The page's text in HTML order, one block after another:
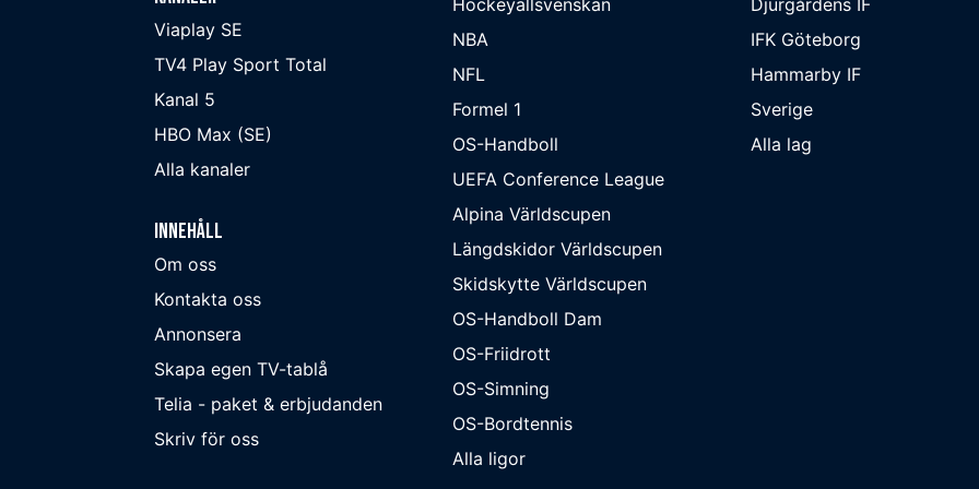
Viaplay SE
TV4 Play Sport Total
Kanal 5
HBO Max (SE)
Alla kanaler
Innehåll
Om oss
Kontakta oss
Annonsera
Skapa egen TV-tablå
Telia - paket & erbjudanden
Skriv för oss
Hockeyallsvenskan
NBA
NFL
Formel 1
OS-Handboll
UEFA Conference League
Alpina Världscupen
Längdskidor Världscupen
Skidskytte Världscupen
OS-Handboll Dam
OS-Friidrott
OS-Simning
OS-Bordtennis
Alla ligor
Djurgårdens IF
IFK Göteborg
Hammarby IF
Sverige
Alla lag